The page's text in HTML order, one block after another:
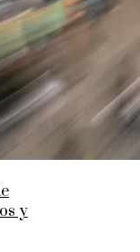
y